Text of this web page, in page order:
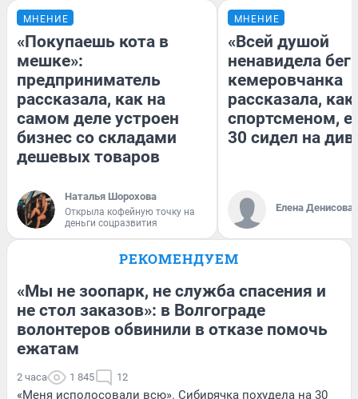
МНЕНИЕ
«Покупаешь кота в
мешке»:
предприниматель
рассказала, как на
самом деле устроен
бизнес со складами
дешевых товаров
Наталья Шорохова
Открыла кофейную точку на
деньги соцразвития
МНЕНИЕ
«Всей душой
ненавидела
кемеровчанка
рассказала, как
спортсменом,
30 сидел на
Елена Денисова
РЕКОМЕНДУЕМ
«Мы не зоопарк, не служба спасения и
не стол заказов»: в Волгограде
волонтеров обвинили в отказе помочь
ежатам
2 часа 1 845 12
«Меня исполосовали всю». Сибирячка похудела на 30